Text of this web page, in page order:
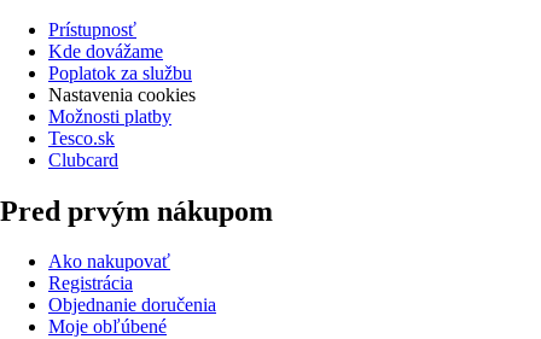
Prístupnosť
Kde dovážame
Poplatok za službu
Nastavenia cookies
Možnosti platby
Tesco.sk
Clubcard
Pred prvým nákupom
Ako nakupovať
Registrácia
Objednanie doručenia
Moje obľúbené